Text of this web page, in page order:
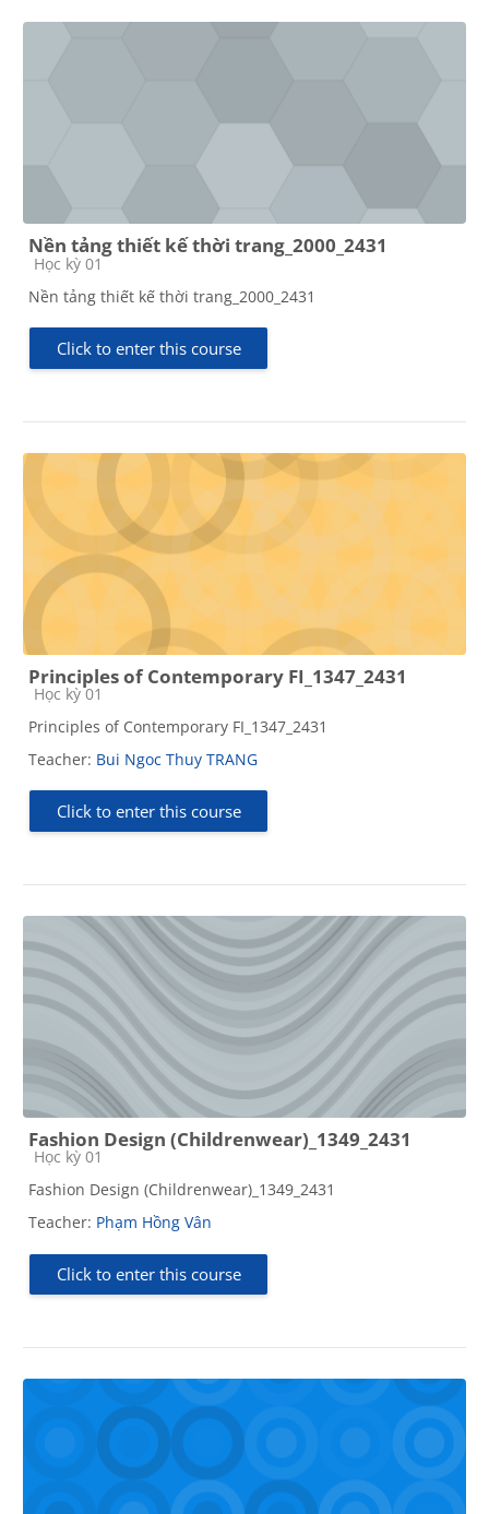
Nền tảng thiết kế thời trang_2000_2431
Course category
Học kỳ 01
Nền tảng thiết kế thời trang_2000_2431
Click to enter this course
Principles of Contemporary FI_1347_2431
Course category
Học kỳ 01
Principles of Contemporary FI_1347_2431
Teacher: Bui Ngoc Thuy TRANG
Click to enter this course
Fashion Design (Childrenwear)_1349_2431
Course category
Học kỳ 01
Fashion Design (Childrenwear)_1349_2431
Teacher: Phạm Hồng Vân
Click to enter this course